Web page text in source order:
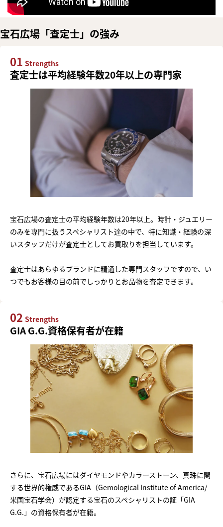
宝石広場「査定士」の強み
01 Strengths
査定士は平均経験年数20年以上の専門家
宝石広場の査定士の平均経験年数は20年以上。時計・ジュエリー
のみを専門に扱うスペシャリスト達の中で、特に知識・経験の深
いスタッフだけが査定士としてお買取りを担当しています。
査定士はあらゆるブランドに精通した専門スタッフですので、い
つでもお客様の目の前でしっかりとお品物を査定できます。
02 Strengths
GIA G.G.資格保有者が在籍
さらに、宝石広場にはダイヤモンドやカラーストーン、真珠に関
する世界的権威であるGIA（Gemological Institute of America/
米国宝石学会）が認定する宝石のスペシャリストの証「GIA
G.G.」の資格保有者が在籍。